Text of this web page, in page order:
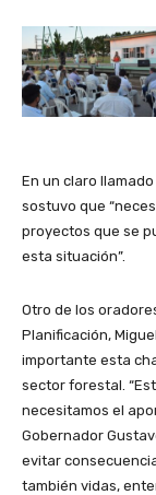
En un claro
sostuvo que
proyectos que se
esta situación”.
Otro de los
Planificación,
importante esta
sector forestal.
necesitamos el
Gobernador
evitar
también vidas,